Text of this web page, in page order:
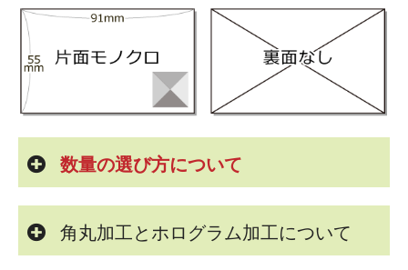
数量の選び方について
角丸加工とホログラム加工について